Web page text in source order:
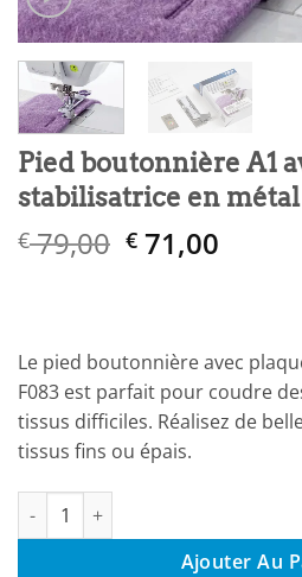
Pied boutonnière A1
stabilisatrice en
€79,00 Le
€ 79,00.
€ 71,00
€
Le pied boutonnière avec
F083 est parfait pour coudre
tissus difficiles. Réalisez de
tissus fins ou épais.
quantité de Pied boutonnière A1
Ajouter Au